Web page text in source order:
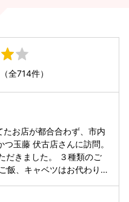
（全714件）
玉藤 伏古店さんに訪問。
だきました。 ３種類のご
飯、キャベツはお代わり自